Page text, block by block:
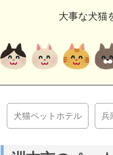
大事な犬猫
犬猫ペットホテル 兵